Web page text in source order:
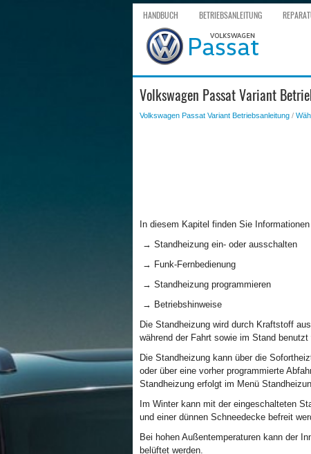
HANDBUCH BETRIEBSANLEITUNG
Volkswagen Passat Variant
Volkswagen Passat Variant Betriebsanleitung /
In diesem Kapitel finden Sie
→ Standheizung ein- oder ausschalten
→ Funk-Fernbedienung
→ Standheizung programmieren
→ Betriebshinweise
Die Standheizung wird durch Kraftstoff
während der Fahrt sowie im Stand benutzt
Die Standheizung kann über die
oder über eine vorher programmierte
Standheizung erfolgt im Menü
Im Winter kann mit der eingeschalteten
und einer dünnen Schneedecke befreit
Bei hohen Außentemperaturen kann der
belüftet werden.